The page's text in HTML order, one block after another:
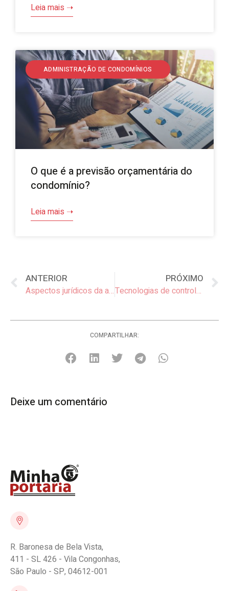
Leia mais ➝
ADMINISTRAÇÃO DE CONDOMÍNIOS
O que é a previsão orçamentária do
condomínio?
Leia mais ➝
ANTERIOR
Aspectos jurídicos da assembleia virtual
PRÓXIMO
Tecnologias de controle de acesso para portaria remota
COMPARTILHAR:
Deixe um comentário
R. Baronesa de Bela Vista,
411 - SL 426 - Vila Congonhas,
São Paulo - SP, 04612-001